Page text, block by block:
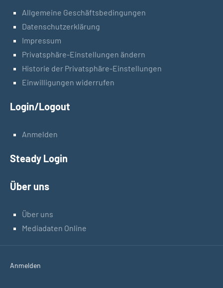
Allgemeine Geschäftsbedingungen
Datenschutzerklärung
Impressum
Privatsphäre-Einstellungen ändern
Historie der Privatsphäre-Einstellungen
Einwilligungen widerrufen
Login/Logout
Anmelden
Steady Login
Über uns
Über uns
Mediadaten Online
Anmelden